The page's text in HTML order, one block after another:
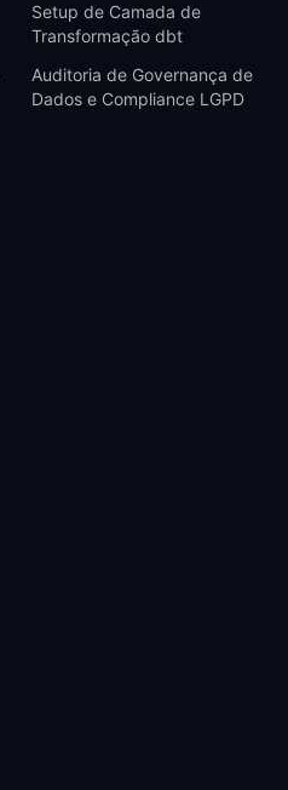
Setup de Camada de
Transformação dbt
Auditoria de Governança de
Dados e Compliance LGPD